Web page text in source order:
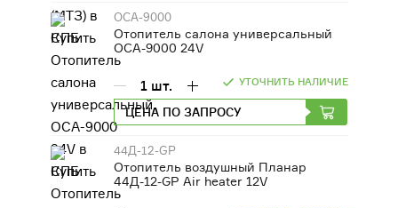
ОСА-9000
Отопитель салона универсальный
ОСА-9000 24V
УТОЧНИТЬ НАЛИЧИЕ
1 шт.
ЦЕНА ПО ЗАПРОСУ
44Д-12-GP
Отопитель воздушный Планар
44Д-12-GP Air heater 12V